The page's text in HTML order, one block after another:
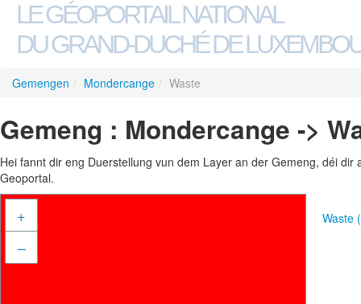
LE GÉOPORTAIL NATIONAL
DU GRAND-DUCHÉ DE
Gemengen / Mondercange / Waste
Gemeng : Mondercange ->
Hei fannt dir eng Duerstellung vun dem Layer an der Gemeng, déi
Geoportal.
+
–
Waste